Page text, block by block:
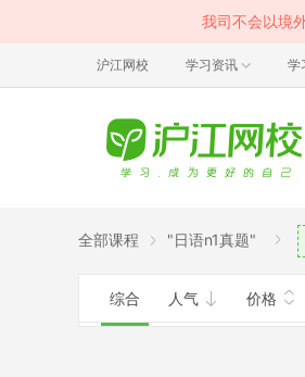
我司不会以境
沪江网校 学习资讯 学
全部课程 "日语n1真题"
综合 人气 价格